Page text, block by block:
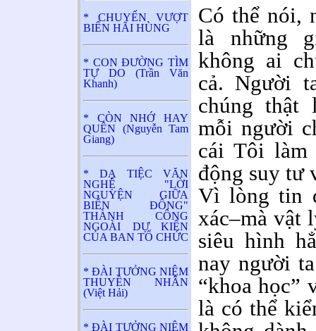
* CHUYẾN VƯỢT
BIỂN HÃI HÙNG
* CON ĐƯỜNG TÌM
TỰ DO (Trần Văn
Khanh)
* CÒN NHỚ HAY
QUÊN (Nguyễn Tam
Giang)
* DẠ TIỆC VĂN
NGHỆ "LỜI
NGUYỆN GIỮA
BIỂN ĐÔNG"
THÀNH CÔNG
NGOÀI DỰ KIẾN
CỦA BAN TỔ CHỨC
* ĐÀI TƯỞNG NIỆM
THUYỀN NHÂN
(Việt Hải)
* ĐÀI TƯỞNG NIỆM
Có thể nói,
là những
không ai
cả. Người
chúng thật
mỗi người
cái Tôi làm
động suy tư
Vì lòng tin
xác–mà vật
siêu hình
nay người
“khoa học”
là có thể